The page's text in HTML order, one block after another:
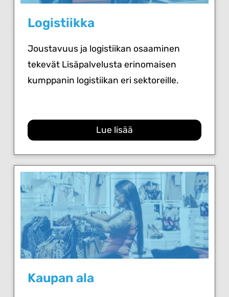
Logistiikka
Joustavuus ja logistiikan osaaminen
tekevät Lisäpalvelusta erinomaisen
kumppanin logistiikan eri sektoreille.
Lue lisää
Kaupan ala